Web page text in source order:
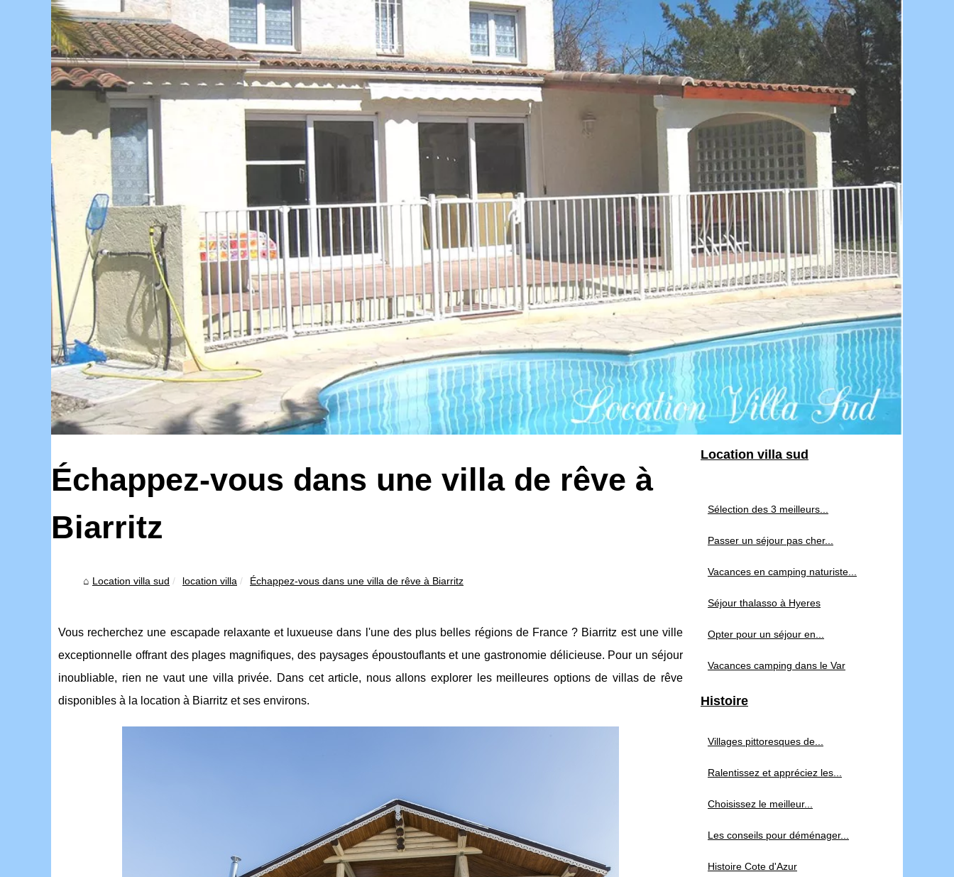
Échappez-vous dans une villa de rêve à
Biarritz
Location villa sud location villa Échappez-vous dans une villa de rêve à Biarritz
Vous recherchez une escapade relaxante et luxueuse dans l'une des plus belles régions de France ? Biarritz est une ville
exceptionnelle offrant des plages magnifiques, des paysages époustouflants et une gastronomie délicieuse. Pour un séjour
inoubliable, rien ne vaut une villa privée. Dans cet article, nous allons explorer les meilleures options de villas de rêve
disponibles à la location à Biarritz et ses environs.
Location villa sud
Sélection des 3 meilleurs...
Passer un séjour pas cher...
Vacances en camping naturiste...
Séjour thalasso à Hyeres
Opter pour un séjour en...
Vacances camping dans le Var
Histoire
Villages pittoresques de...
Ralentissez et appréciez les...
Choisissez le meilleur...
Les conseils pour déménager...
Histoire Cote d'Azur